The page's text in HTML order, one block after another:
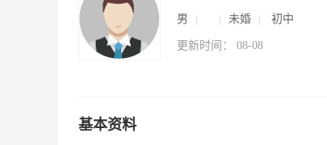
男 未婚 初中
更新时间： 08-08
基本资料